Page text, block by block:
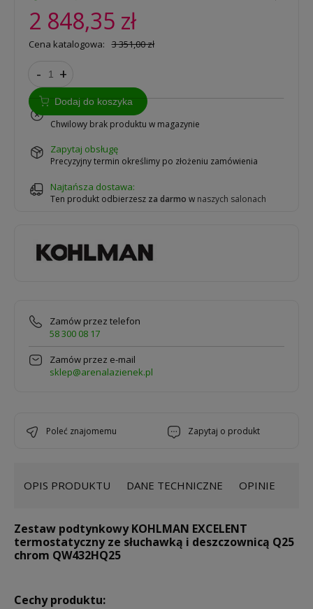
2 848,35 zł
Cena katalogowa: 3 351,00 zł
- +
Dodaj do koszyka
Chwilowy brak produktu w magazynie
zapytaj obsługę
Precyzyjny termin określimy po złożeniu zamówienia
Najtańsza dostawa:
Ten produkt odbierzesz za darmo w naszych salonach
Zamów przez telefon
58 300 08 17
Zamów przez e-mail
sklep@arenalazienek.pl
poleć znajomemu zapytaj o produkt
OPIS PRODUKTU DANE TECHNICZNE OPINIE
Zestaw podtynkowy KOHLMAN EXCELENT
termostatyczny ze słuchawką i deszczownicą Q25
chrom QW432HQ25
Cechy produktu: